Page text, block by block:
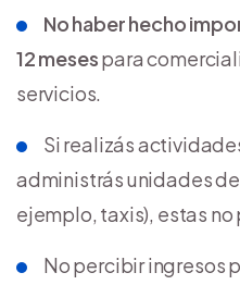
No haber hecho
12 mesespara
servicios.
Si realizás
administrás unidades
ejemplo, taxis), estas no
No percibir ingresos